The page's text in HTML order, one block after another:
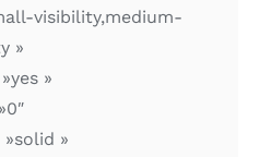
visibility,medium-
»
»
»